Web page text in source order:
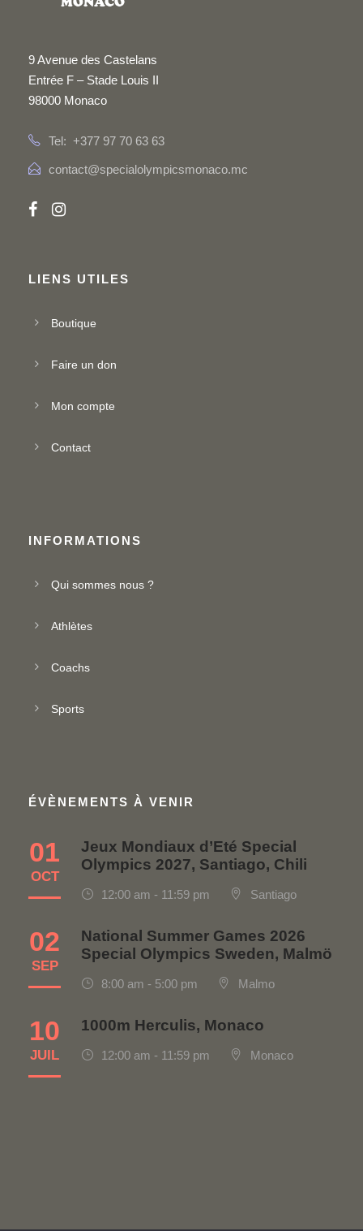
9 Avenue des Castelans
Entrée F – Stade Louis II
98000 Monaco
Tel: +377 97 70 63 63
contact@specialolympicsmonaco.mc
LIENS UTILES
Boutique
Faire un don
Mon compte
Contact
INFORMATIONS
Qui sommes nous ?
Athlètes
Coachs
Sports
ÉVÈNEMENTS À VENIR
01
OCT
Jeux Mondiaux d’Eté Special
Olympics 2027, Santiago, Chili
12:00 am - 11:59 pm Santiago
02
SEP
National Summer Games 2026
Special Olympics Sweden, Malmö
8:00 am - 5:00 pm Malmo
10
JUIL
1000m Herculis, Monaco
12:00 am - 11:59 pm Monaco